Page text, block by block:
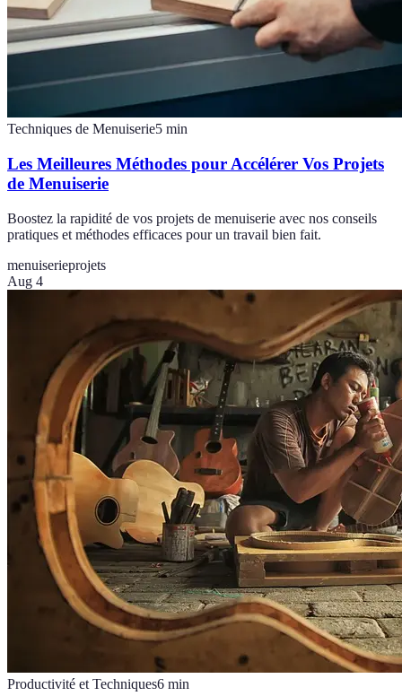
Techniques de Menuiserie5 min
Les Meilleures Méthodes pour Accélérer Vos Projets
de Menuiserie
Boostez la rapidité de vos projets de menuiserie avec nos conseils
pratiques et méthodes efficaces pour un travail bien fait.
menuiserieprojets
Aug 4
Productivité et Techniques6 min